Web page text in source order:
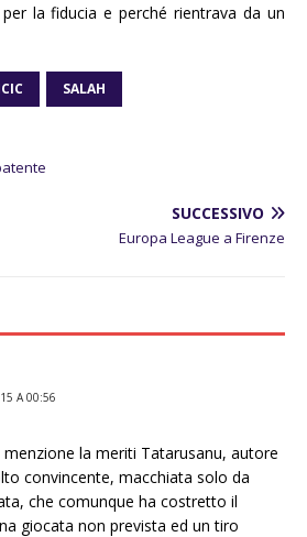
la fiducia e perché rientrava da un
SALAH
SUCCESSIVO
Europa League a Firenze
A 00:56
la meriti Tatarusanu, autore
convincente, macchiata solo da
che comunque ha costretto il
giocata non prevista ed un tiro